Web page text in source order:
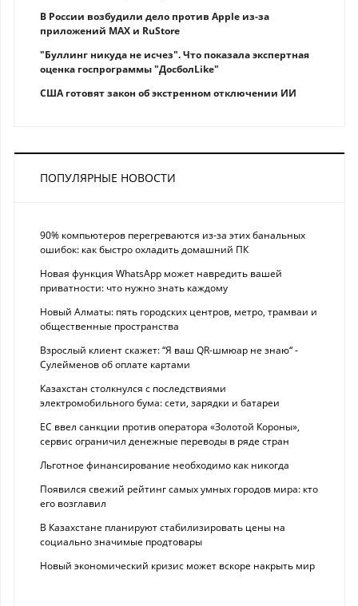
В России возбудили дело против Apple из-за
приложений MAX и RuStore
"Буллинг никуда не исчез". Что показала экспертная
оценка госпрограммы "ДосболLike"
США готовят закон об экстренном отключении ИИ
ПОПУЛЯРНЫЕ НОВОСТИ
90% компьютеров перегреваются из-за этих банальных
ошибок: как быстро охладить домашний ПК
Новая функция WhatsApp может навредить вашей
приватности: что нужно знать каждому
Новый Алматы: пять городских центров, метро, трамваи и
общественные пространства
Взрослый клиент скажет: “Я ваш QR-шмюар не знаю“ -
Сулейменов об оплате картами
Казахстан столкнулся с последствиями
электромобильного бума: сети, зарядки и батареи
ЕС ввел санкции против оператора «Золотой Короны»,
сервис ограничил денежные переводы в ряде стран
Льготное финансирование необходимо как никогда
Появился свежий рейтинг самых умных городов мира: кто
его возглавил
В Казахстане планируют стабилизировать цены на
социально значимые продтовары
Новый экономический кризис может вскоре накрыть мир